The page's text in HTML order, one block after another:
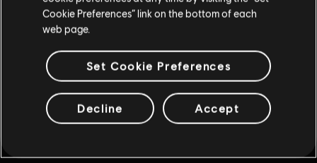
$4.99
DLC
Anno 1800
Pack Casco Antiguo
$4.99
Cookie Preferences” link on the bottom of each
web page.
Set Cookie Preferences
Decline Accept